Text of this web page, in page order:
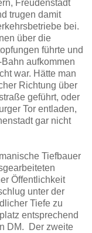
Freudenstadt
trugen damit
bei.
über die
führte und
aufkommen
war. Hätte man
Richtung über
geführt, oder
Tor entladen,
gar nicht
Tiefbauer
Öffentlichkeit
unter der
Tiefe zu
entsprechend
DM. Der zweite